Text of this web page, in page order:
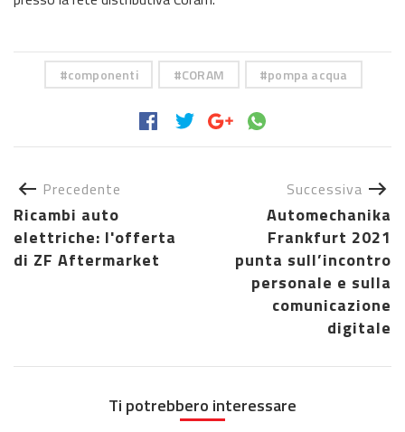
componenti CORAM pompa acqua
Precedente
Ricambi auto
elettriche: l'offerta
di ZF Aftermarket
Successiva
Automechanika
Frankfurt 2021
punta sull’incontro
personale e sulla
comunicazione
digitale
Ti potrebbero interessare